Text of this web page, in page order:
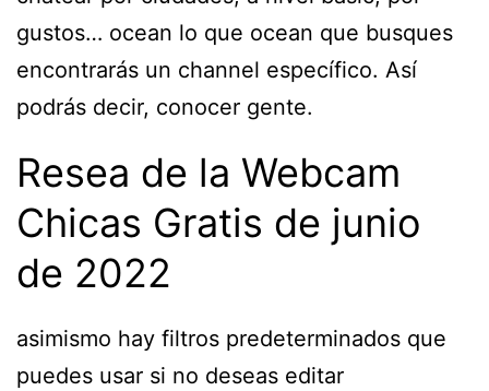
gustos… ocean lo que ocean que busques
encontrarás un channel específico. Así
podrás decir, conocer gente.
Resea de la Webcam
Chicas Gratis de junio
de 2022
asimismo hay filtros predeterminados que
puedes usar si no deseas editar